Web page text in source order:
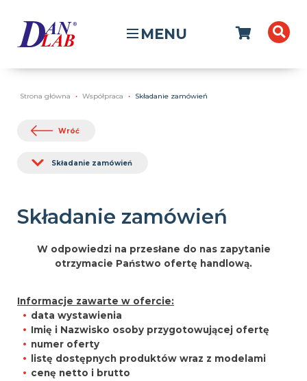
MENU
Strona główna Współpraca Składanie zamówień
Wróć
Składanie zamówień
Składanie zamówień
W odpowiedzi na przesłane do nas zapytanie
otrzymacie Państwo ofertę handlową.
Informacje zawarte w ofercie:
data wystawienia
Imię i Nazwisko osoby przygotowującej ofertę
numer oferty
listę dostępnych produktów wraz z modelami
cenę netto i brutto